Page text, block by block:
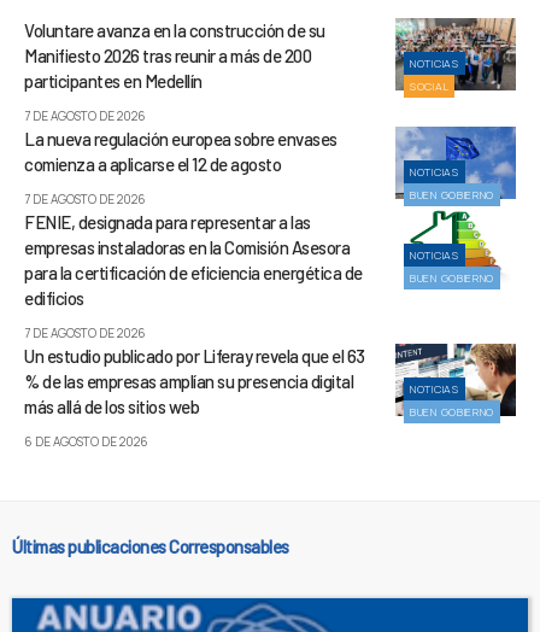
NOTICIAS
SOCIAL
Voluntare avanza en la construcción de su
Manifiesto 2026 tras reunir a más de 200
participantes en Medellín
7 DE AGOSTO DE 2026
NOTICIAS
BUEN GOBIERNO
La nueva regulación europea sobre envases
comienza a aplicarse el 12 de agosto
7 DE AGOSTO DE 2026
NOTICIAS
BUEN GOBIERNO
FENIE, designada para representar a las
empresas instaladoras en la Comisión Asesora
para la certificación de eficiencia energética de
edificios
7 DE AGOSTO DE 2026
NOTICIAS
BUEN GOBIERNO
Un estudio publicado por Liferay revela que el 63
% de las empresas amplían su presencia digital
más allá de los sitios web
6 DE AGOSTO DE 2026
Últimas publicaciones Corresponsables